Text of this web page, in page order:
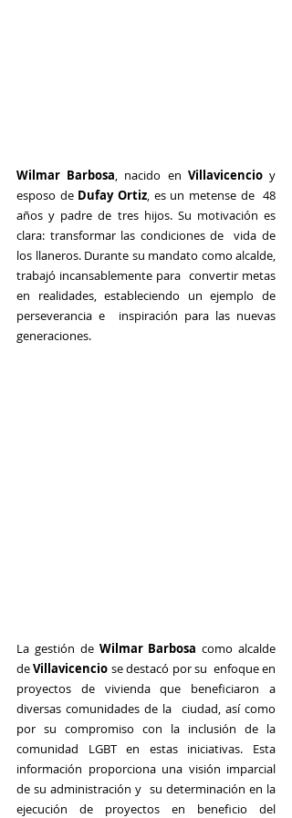
Wilmar Barbosa, nacido en Villavicencio y
esposo de Dufay Ortiz, es un metense de  48
años y padre de tres hijos. Su motivación es
clara: transformar las condiciones de  vida de
los llaneros. Durante su mandato como alcalde,
trabajó incansablemente para  convertir metas
en realidades, estableciendo un ejemplo de
perseverancia e  inspiración para las nuevas
generaciones.
La gestión de Wilmar Barbosa como alcalde
de Villavicencio se destacó por su  enfoque en
proyectos de vivienda que beneficiaron a
diversas comunidades de la  ciudad, así como
por su compromiso con la inclusión de la
comunidad LGBT en estas iniciativas. Esta
información proporciona una visión imparcial
de su administración y  su determinación en la
ejecución de proyectos en beneficio del